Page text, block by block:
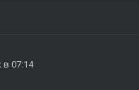
в 07:14